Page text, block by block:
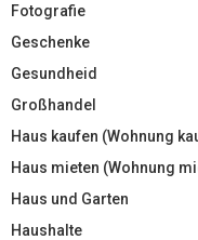
Fotografie
Geschenke
Gesundheid
Großhandel
Haus kaufen (Wohnung
Haus mieten (Wohnung
Haus und Garten
Haushalte